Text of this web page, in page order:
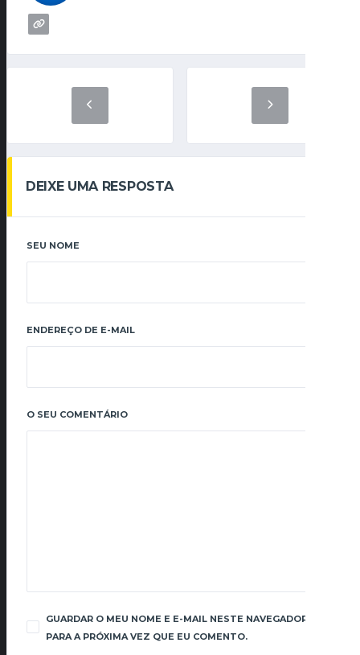
DEIXE UMA RESPOSTA
SEU NOME
ENDEREÇO DE E-MAIL
O SEU COMENTÁRIO
GUARDAR O MEU NOME E E-MAIL NESTE NAVEGADOR
PARA A PRÓXIMA VEZ QUE EU COMENTO.